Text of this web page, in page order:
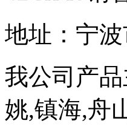
地址：宁
我公司产
姚,镇海,舟